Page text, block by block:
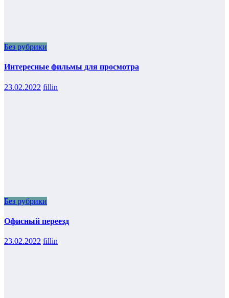
Без рубрики
Интересные фильмы для просмотра
23.02.2022 fillin
Без рубрики
Офисный переезд
23.02.2022 fillin